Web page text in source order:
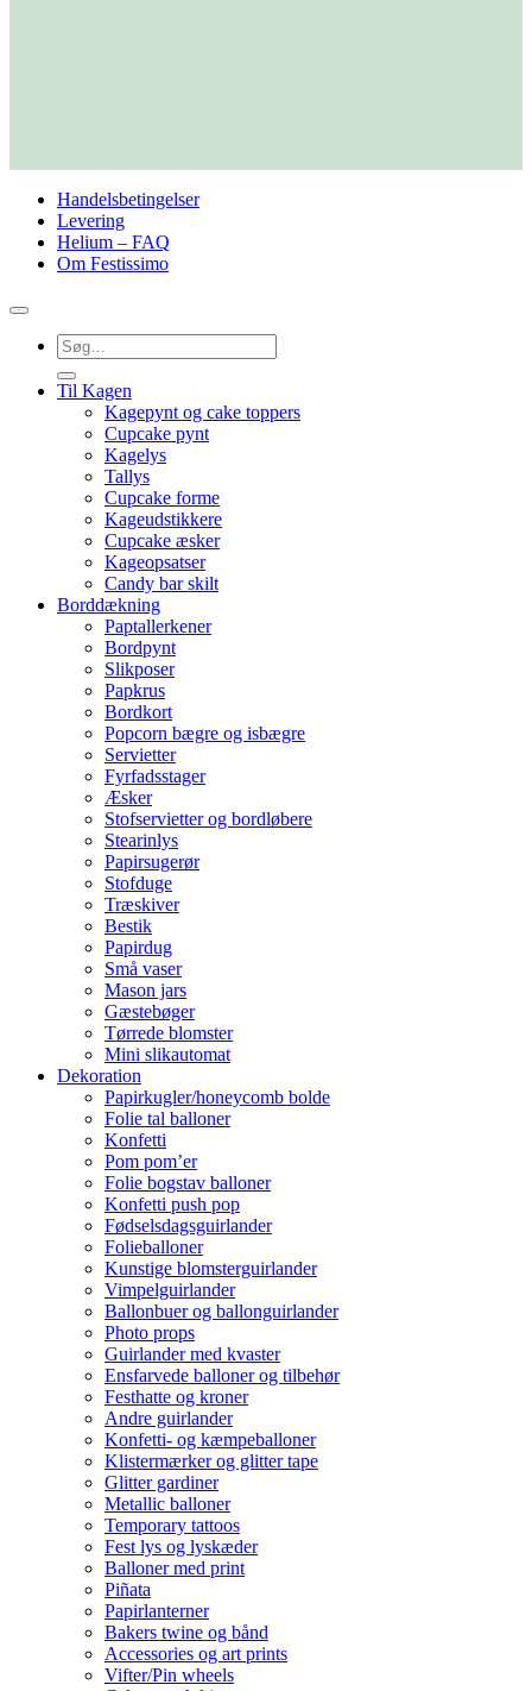
Handelsbetingelser
Levering
Helium – FAQ
Om Festissimo
Søg
efter:
Til Kagen
Kagepynt og cake toppers
Cupcake pynt
Kagelys
Tallys
Cupcake forme
Kageudstikkere
Cupcake æsker
Kageopsatser
Candy bar skilt
Borddækning
Paptallerkener
Bordpynt
Slikposer
Papkrus
Bordkort
Popcorn bægre og isbægre
Servietter
Fyrfadsstager
Æsker
Stofservietter og bordløbere
Stearinlys
Papirsugerør
Stofduge
Træskiver
Bestik
Papirdug
Små vaser
Mason jars
Gæstebøger
Tørrede blomster
Mini slikautomat
Dekoration
Papirkugler/honeycomb bolde
Folie tal balloner
Konfetti
Pom pom’er
Folie bogstav balloner
Konfetti push pop
Fødselsdagsguirlander
Folieballoner
Kunstige blomsterguirlander
Vimpelguirlander
Ballonbuer og ballonguirlander
Photo props
Guirlander med kvaster
Ensfarvede balloner og tilbehør
Festhatte og kroner
Andre guirlander
Konfetti- og kæmpeballoner
Klistermærker og glitter tape
Glitter gardiner
Metallic balloner
Temporary tattoos
Fest lys og lyskæder
Balloner med print
Piñata
Papirlanterner
Bakers twine og bånd
Accessories og art prints
Vifter/Pin wheels